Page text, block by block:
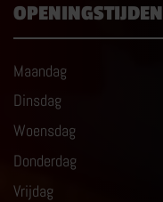
OPENINGSTIJDEN
Maandag
Dinsdag
Woensdag
Donderdag
Vrijdag